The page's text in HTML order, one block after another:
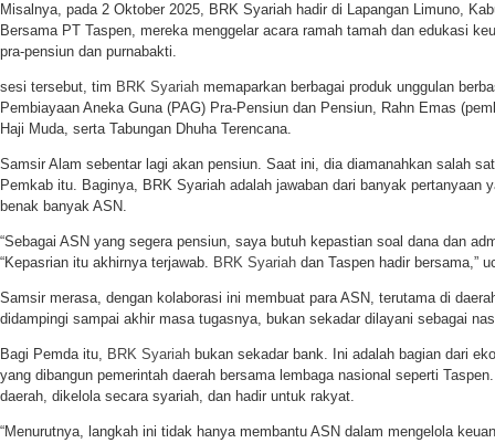
Misalnya, pada 2 Oktober 2025, BRK Syariah hadir di Lapangan Limuno,
Bersama PT Taspen, mereka menggelar acara ramah tamah dan edukasi
pra-pensiun dan purnabakti.
sesi tersebut, tim BRK Syariah memaparkan berbagai produk unggulan
Pembiayaan Aneka Guna (PAG) Pra-Pensiun dan Pensiun, Rahn Emas
Haji Muda, serta Tabungan Dhuha Terencana.
Samsir Alam sebentar lagi akan pensiun. Saat ini, dia diamanahkan salah
Pemkab itu. Baginya, BRK Syariah adalah jawaban dari banyak pertanyaan
benak banyak ASN.
“Sebagai ASN yang segera pensiun, saya butuh kepastian soal dana dan
“Kepasrian itu akhirnya terjawab. BRK Syariah dan Taspen hadir bersama,”
Samsir merasa, dengan kolaborasi ini membuat para ASN, terutama di
didampingi sampai akhir masa tugasnya, bukan sekadar dilayani sebagai
Bagi Pemda itu, BRK Syariah bukan sekadar bank. Ini adalah bagian dari
yang dibangun pemerintah daerah bersama lembaga nasional seperti
daerah, dikelola secara syariah, dan hadir untuk rakyat.
“Menurutnya, langkah ini tidak hanya membantu ASN dalam mengelola